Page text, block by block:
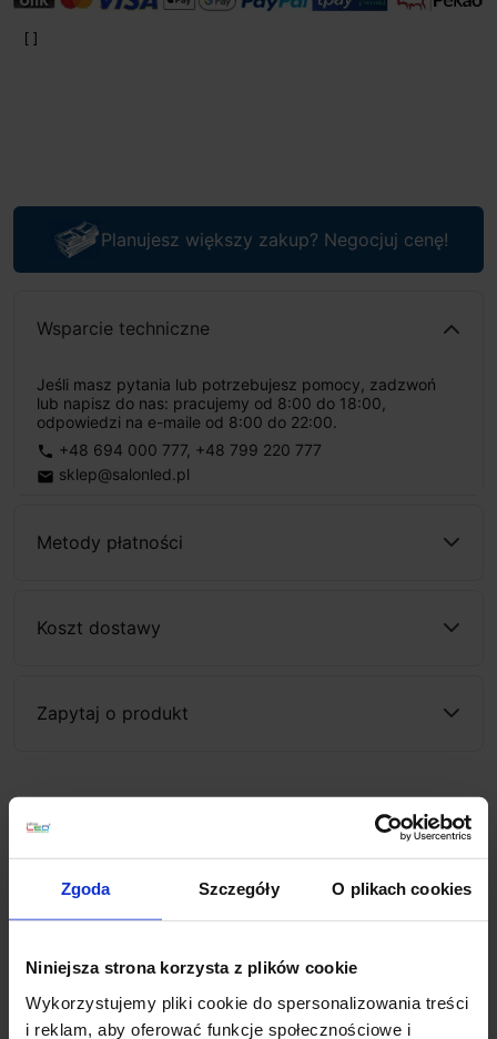
Zgoda Szczegóły O plikach cookies
Niniejsza strona korzysta z plików cookie
Wykorzystujemy pliki cookie do spersonalizowania treści
i reklam, aby oferować funkcje społecznościowe i
Planujesz większy zakup? Negocjuj cenę!
Wsparcie techniczne
Jeśli masz pytania lub potrzebujesz pomocy, zadzwoń
lub napisz do nas: pracujemy od 8:00 do 18:00,
odpowiedzi na e-maile od 8:00 do 22:00.
phone +48 694 000 777, +48 799 220 777
email sklep@salonled.pl
Metody płatności
Koszt dostawy
Zapytaj o produkt
Opis
SLV Frame Curve 2700K LED 1000574, 1000575 to
nowoczesna kwadratowa oprawa ścienna do
kolorze białym lub szarym, posiada wbudowane diody
LED o mocy 3,1W z ciepłą barwą światła 2700K.
Doskonale sprawdzi się jako oświetlenie schodów i